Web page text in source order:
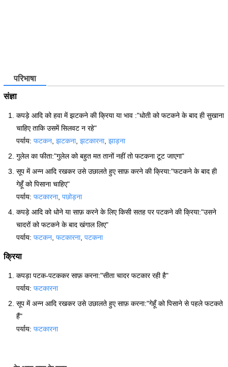
परिभाषा
संज्ञा
कपड़े आदि को हवा में झटकने की क्रिया या भाव :"धोती को फटकने के बाद ही सुखाना
चाहिए ताकि उसमें सिलवट न रहे"
पर्याय: फटकन झटकना, झटकारना, झाड़ना
गुलेल का फीता:"गुलेल को बहुत मत तानों नहीं तो फटकना टूट जाएगा"
सूप में अन्न आदि रखकर उसे उछालते हुए साफ़ करने की क्रिया:"फटकने के बाद ही
गेहूँ को पिसाना चाहिए"
पर्याय: फटकारना, पछोड़ना
कपड़े आदि को धोने या साफ़ करने के लिए किसी सतह पर पटकने की क्रिया:"उसने
चादरों को फटकने के बाद खंगाल लिए"
पर्याय: फटकन फटकारना, पटकना
क्रिया
कपड़ा पटक-पटककर साफ़ करना:"सीता चादर फटकार रही है"
पर्याय: फटकारना
सूप में अन्न आदि रखकर उसे उछालते हुए साफ़ करना:"गेहूँ को पिसाने से पहले फटकते
हैं"
पर्याय: फटकारना